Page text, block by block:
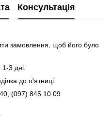
Консультація
замовлення, щоб його було
3 дні.
до п'ятниці.
40, (097) 845 10 09